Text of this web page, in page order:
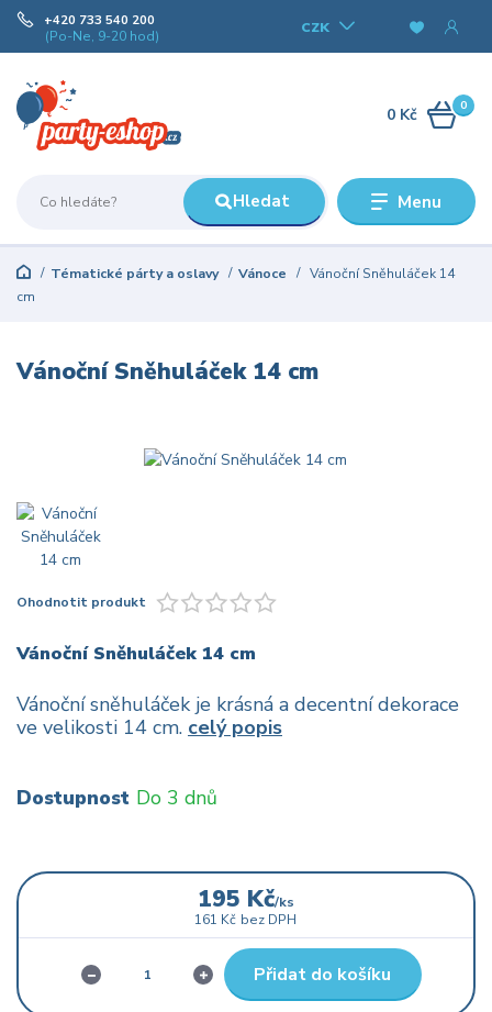
Menu
CZK
Hledat
+420 733 540 200
(Po-Ne, 9-20 hod)
0
0 Kč
Tématické párty a oslavy Vánoce
Vánoční Sněhuláček 14
cm
Vánoční Sněhuláček 14 cm
Ohodnotit produkt
Vánoční Sněhuláček 14 cm
Vánoční sněhuláček je krásná a decentní dekorace
ve velikosti 14 cm. celý popis
Dostupnost Do 3 dnů
195 Kč/ks
161 Kč bez DPH
Přidat do košíku